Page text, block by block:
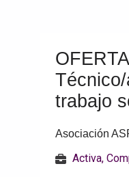
trabajo
Asociación
Activa,